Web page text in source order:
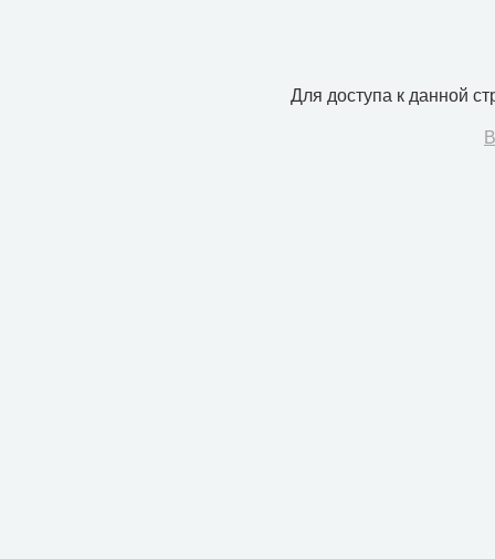
Для доступа к данной